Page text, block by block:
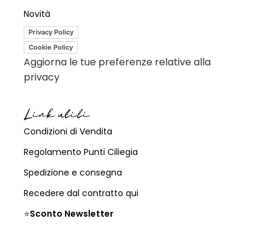
Novità
Privacy Policy
Cookie Policy
Aggiorna le tue preferenze relative alla
privacy
Link utili
Condizioni di Vendita
Regolamento Punti Ciliegia
Spedizione e consegna
Recedere dal contratto qui
⭐Sconto Newsletter